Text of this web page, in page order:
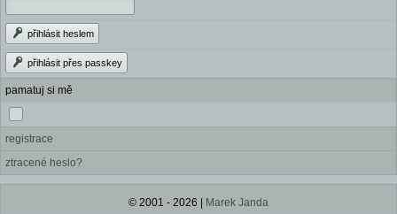
přihlásit heslem
přihlásit přes passkey
pamatuj si mě
registrace
ztracené heslo?
© 2001 - 2026 | Marek Janda